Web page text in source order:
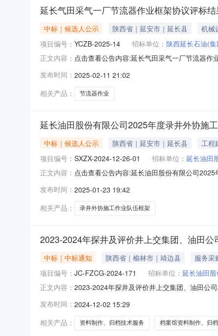
延长气田采气一厂节流器作业框架协议评标
中标｜候选人公示 陕西省｜延安市｜延长县 机械
项目编号： YCZB-2025-14 招标单位： 陕西延长石油(
正文内容： 点击查看公告内容:延长气田采气一厂节流器
0天；2、中标候选人按照招标文件要求承诺的
发布时间： 2025-02-11 21:02
相关产品：
节流器作业
延长油田股份有限公司2025年度录井外协施
中标｜候选人公示 陕西省｜延安市｜延长县 工程
项目编号： SXZX-2024-12-26-01 招标单位： 延长油田
正文内容： 点击查看公告内容:延长油田股份有限公司
基本情况中标候选人第1名：/，投标报价：其
发布时间： 2025-01-23 19:42
相关产品：
录井外协施工作业队伍框架
2023-2024年探井及评价井上交集团、油田
中标｜中标通知 陕西省｜榆林市｜靖边县 服务采
项目编号： JC-FZCG-2024-171 招标单位： 延长油田
正文内容： 2023-2024年探井及评价井上交集团、油田公
司档案馆资料制作、归档技术服务项目已于
一
发布时间： 2024-12-02 15:29
相关产品：
资料制作、归档技术服务 档案馆资料制作、归